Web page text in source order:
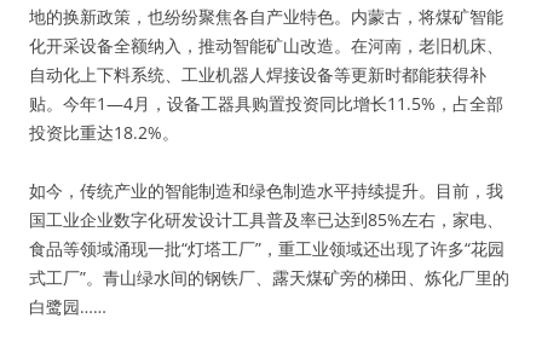
地的换新政策，也纷纷聚焦各自产业特色。内蒙古，将煤矿智能
化开采设备全额纳入，推动智能矿山改造。在河南，老旧机床、
自动化上下料系统、工业机器人焊接设备等更新时都能获得补
贴。今年1—4月，设备工器具购置投资同比增长11.5%，占全部
投资比重达18.2%。
如今，传统产业的智能制造和绿色制造水平持续提升。目前，我
国工业企业数字化研发设计工具普及率已达到85%左右，家电、
食品等领域涌现一批“灯塔工厂”，重工业领域还出现了许多“花园
式工厂”。青山绿水间的钢铁厂、露天煤矿旁的梯田、炼化厂里的
白鹭园……